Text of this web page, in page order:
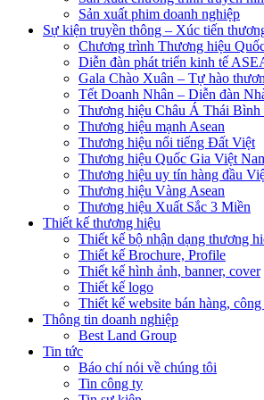
Sản xuất phim doanh nghiệp
Sự kiện truyền thông – Xúc tiến
Chương trình Thương hiệu
Diễn đàn phát triển kinh tế
Gala Chào Xuân – Tự hào
Tết Doanh Nhân – Diễn đàn
Thương hiệu Châu Á Thái
Thương hiệu mạnh Asean
Thương hiệu nổi tiếng Đất Việt
Thương hiệu Quốc Gia Việt
Thương hiệu uy tín hàng đầu
Thương hiệu Vàng Asean
Thương hiệu Xuất Sắc 3 Miền
Thiết kế thương hiệu
Thiết kế bộ nhận dạng thương
Thiết kế Brochure, Profile
Thiết kế hình ảnh, banner, cover
Thiết kế logo
Thiết kế website bán hàng,
Thông tin doanh nghiệp
Best Land Group
Tin tức
Báo chí nói về chúng tôi
Tin công ty